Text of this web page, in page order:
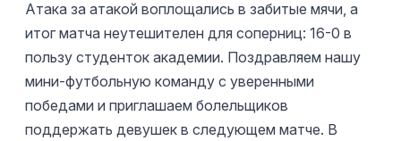
Атака за атакой воплощались в забитые мячи, а
итог матча неутешителен для соперниц: 16-0 в
пользу студенток академии. Поздравляем нашу
мини-футбольную команду с уверенными
победами и приглашаем болельщиков
поддержать девушек в следующем матче. В